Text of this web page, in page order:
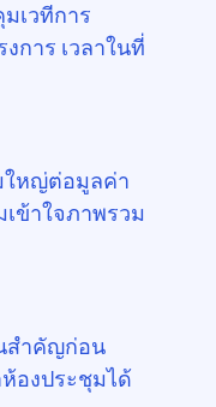
เวทีการ
การ เวลาในที่
ใหญ่ต่อมูลค่า
ข้าใจภาพรวม
สำคัญก่อน
ห้องประชุมได้